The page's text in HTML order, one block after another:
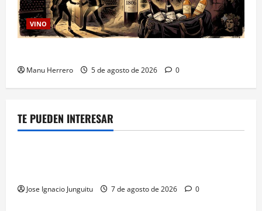
VINO
Manu Herrero 5 de agosto de 2026 0
TE PUEDEN INTERESAR
Enoturismo y Territorio
Jose Ignacio Junguitu 7 de agosto de 2026 0
¿HABLAMOS DE VINO? NOTICIAS VINO